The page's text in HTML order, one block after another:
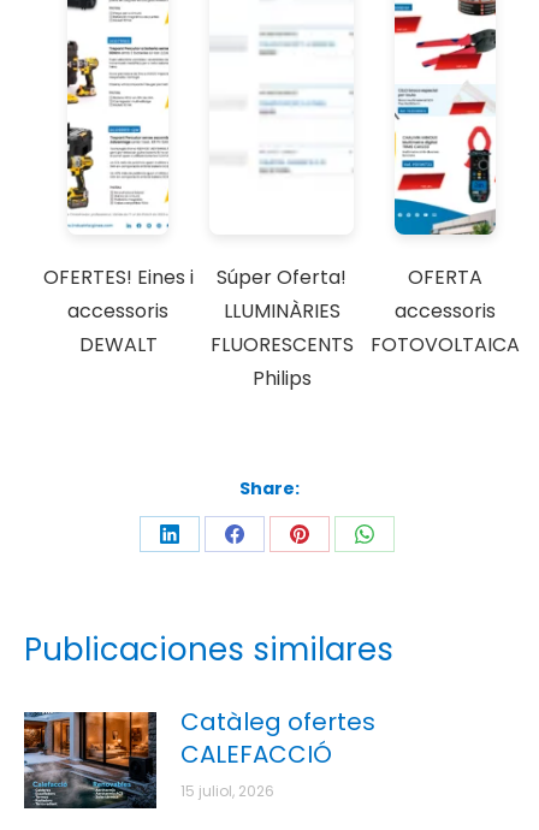
OFERTES! Eines i
accessoris
DEWALT
Súper Oferta!
LLUMINÀRIES
FLUORESCENTS
Philips
OFERTA
accessoris
FOTOVOLTAICA
Share:
Publicaciones similares
Catàleg ofertes
CALEFACCIÓ
15 juliol, 2026